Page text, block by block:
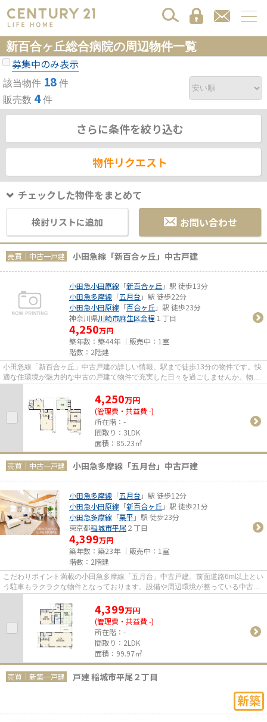
新百合ヶ丘総合病院の周辺物件一覧
募集中のみ表示
該当物件 18 件
販売数 4件
さらに条件を絞り込む
物件リクエスト
チェックした物件をまとめて
検討リストに追加 お問い合わせ
売買｜中古一戸建 小田急線「新百合ヶ丘」中古戸建
小田急小田原線 「新百合ヶ丘」駅 徒歩13分
小田急多摩線 「五月台 」駅 徒歩22分
小田急小田原線 「百合ヶ丘」駅 徒歩23分
神奈川県川崎市麻生区金程 １丁目
4,250万円
築年数：築44年 ｜販売中： 1室
階数：2階建
小田急線「新百合ヶ丘」中古戸建の詳しい情報。駅まで徒歩13分の物件です。快
適な住環境が魅力的な中古の戸建て物件で充実した日々を過ごしませんか。物件
4,250万円
(管理費・共益費 -)
所在階：-
間取り：3LDK
面積：85.23㎡
売買｜中古一戸建 小田急多摩線「五月台」中古戸建
小田急多摩線 「五月台 」駅 徒歩12分
小田急小田原線 「新百合ヶ丘」駅 徒歩21分
小田急多摩線 「栗平 」駅 徒歩23分
東京都稲城市平尾２丁目
4,399万円
築年数：築23年 ｜販売中： 1室
階数：2階建
こだわりポイント満載の小田急多摩線「五月台」中古戸建。前面道路6m以上とい
う駐車もラクラクな物件となっております。設備や周辺環境が整っている中古戸
4,399万円
(管理費・共益費 -)
所在階：-
間取り：2LDK
面積：99.97㎡
売買｜新築一戸建 戸建 稲城市平尾２丁目